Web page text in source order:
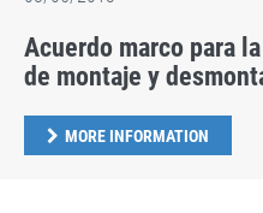
Acuerdo marco para
de montaje y
MORE INFORMATION